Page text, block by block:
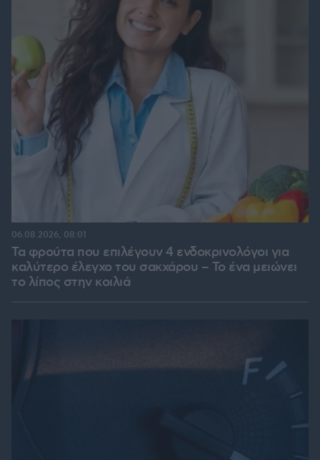
Τα φρούτα που επιλέγουν 4 ενδοκρινολόγοι για
καλύτερο έλεγχο του σακχάρου – Το ένα μειώνει
το λίπος στην κοιλιά
06.08.2026, 08:01